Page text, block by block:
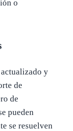
o
y
de
de
pueden
se resuelven